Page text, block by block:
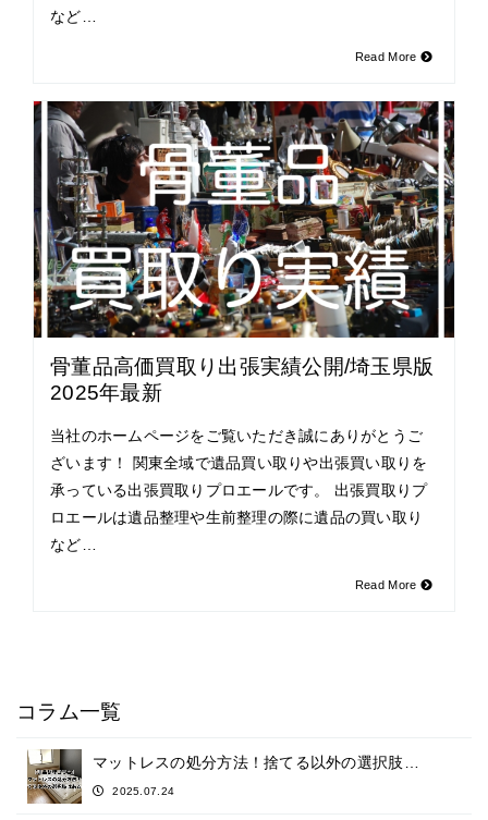
など…
Read More
骨董品高価買取り出張実績公開/埼玉県版
2025年最新
当社のホームページをご覧いただき誠にありがとうご
ざいます！ 関東全域で遺品買い取りや出張買い取りを
承っている出張買取りプロエールです。 出張買取りプ
ロエールは遺品整理や生前整理の際に遺品の買い取り
など…
Read More
コラム一覧
マットレスの処分方法！捨てる以外の選択肢…
2025.07.24